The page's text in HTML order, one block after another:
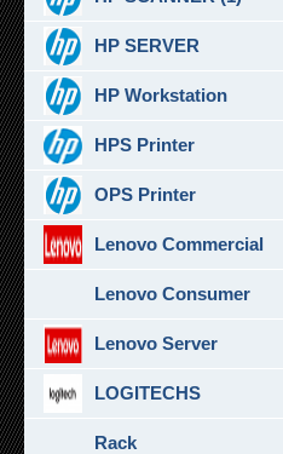
HP SERVER
HP Workstation
HPS Printer
OPS Printer
Lenovo Commercial
Lenovo Consumer
Lenovo Server
LOGITECHS
Rack